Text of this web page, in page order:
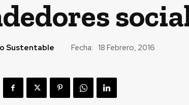
Sustentable Fecha: 18 Febrero, 2016